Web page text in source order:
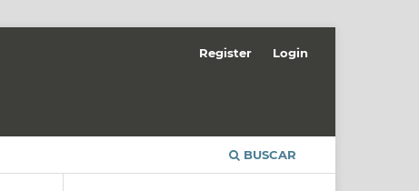
BUSCAR
Register Login